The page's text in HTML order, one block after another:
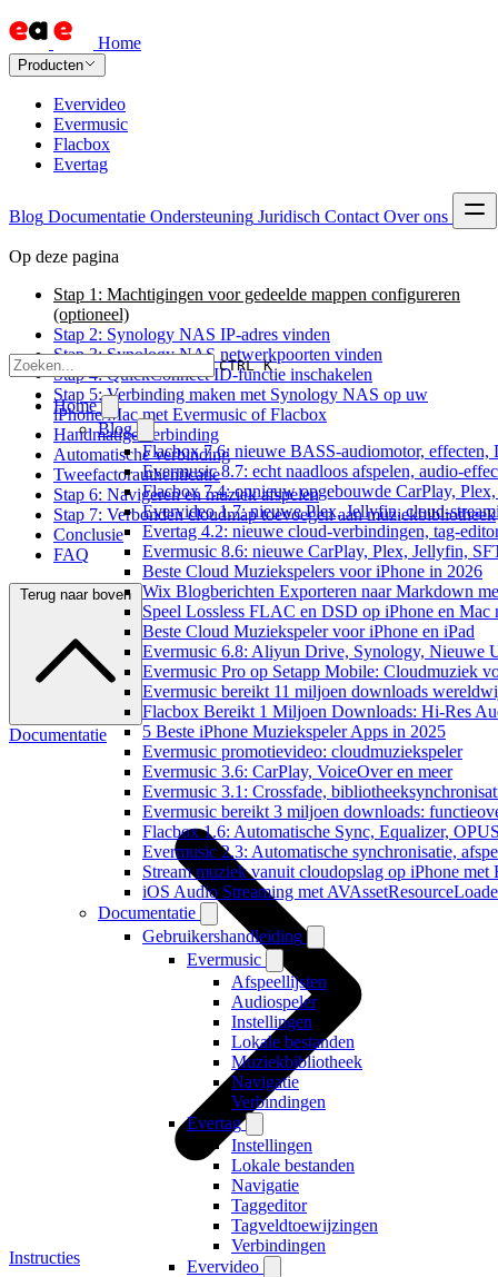
Home
Producten
Evervideo
Evermusic
Flacbox
Evertag
Blog Documentatie Ondersteuning Juridisch Contact Over ons
CTRL K
Home
Blog
Flacbox 7.6: nieuwe BASS-audiomotor, effecten,
Evermusic 8.7: echt naadloos afspelen, audio-
Flacbox 7.4: opnieuw opgebouwde CarPlay,
Evervideo 1.7: nieuwe Plex, Jellyfin, cloud-
Evertag 4.2: nieuwe cloud-verbindingen, tag-
Evermusic 8.6: nieuwe CarPlay, Plex, Jellyfin,
Beste Cloud Muziekspelers voor iPhone in 2026
Wix Blogberichten Exporteren naar Markdown
Speel Lossless FLAC en DSD op iPhone en Mac
Beste Cloud Muziekspeler voor iPhone en iPad
Evermusic 6.8: Aliyun Drive, Synology, Nieuwe
Evermusic Pro op Setapp Mobile: Cloudmuziek
Evermusic bereikt 11 miljoen downloads
Flacbox Bereikt 1 Miljoen Downloads: Hi-Res
5 Beste iPhone Muziekspeler Apps in 2025
Evermusic promotievideo: cloudmuziekspeler
Evermusic 3.6: CarPlay, VoiceOver en meer
Evermusic 3.1: Crossfade,
Evermusic bereikt 3 miljoen downloads:
Flacbox 1.6: Automatische Sync, Equalizer,
Evermusic 2.3: Automatische synchronisatie,
Stream muziek vanuit cloudopslag op iPhone met
iOS Audio Streaming met
Documentatie
Gebruikershandleiding
Evermusic
Afspeellijsten
Audiospeler
Instellingen
Lokale bestanden
Muziekbibliotheek
Navigatie
Verbindingen
Evertag
Instellingen
Lokale bestanden
Navigatie
Taggeditor
Tagveldtoewijzingen
Verbindingen
Evervideo
Op deze pagina
Stap 1: Machtigingen voor gedeelde mappen configureren
(optioneel)
Stap 2: Synology NAS IP-adres vinden
Stap 3: Synology NAS netwerkpoorten vinden
Stap 4: QuickConnect ID-functie inschakelen
Stap 5: Verbinding maken met Synology NAS op uw
iPhone/Mac met Evermusic of Flacbox
Handmatige verbinding
Automatische verbinding
Tweefactorauthenticatie
Stap 6: Navigeren en muziek afspelen
Stap 7: Verbonden cloudmap toevoegen aan muziekbibliotheek
Conclusie
FAQ
Terug naar boven
Documentatie
Instructies